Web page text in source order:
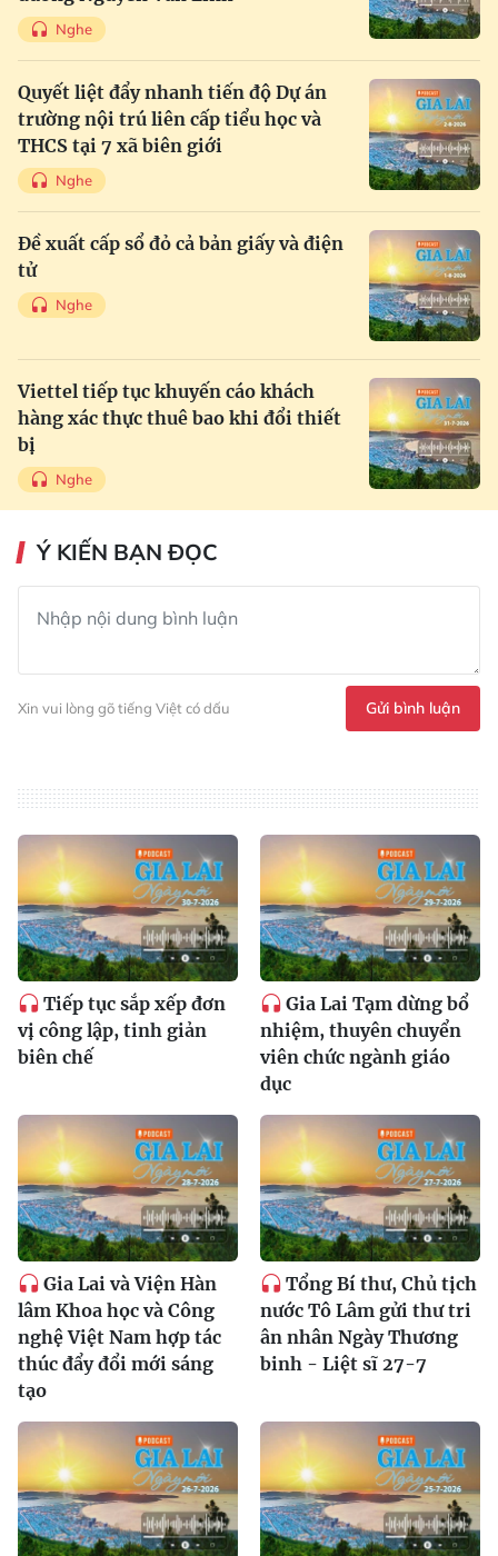
Nghe
Quyết liệt đẩy nhanh tiến độ Dự án
trường nội trú liên cấp tiểu học và
THCS tại 7 xã biên giới
Nghe
Đề xuất cấp sổ đỏ cả bản giấy và điện
tử
Nghe
Viettel tiếp tục khuyến cáo khách
hàng xác thực thuê bao khi đổi thiết
bị
Nghe
Ý KIẾN BẠN ĐỌC
Xin vui lòng gõ tiếng Việt có dấu Gửi bình luận
Tiếp tục sắp xếp đơn
vị công lập, tinh giản
biên chế
Gia Lai Tạm dừng bổ
nhiệm, thuyên chuyển
viên chức ngành giáo
dục
Gia Lai và Viện Hàn
lâm Khoa học và Công
nghệ Việt Nam hợp tác
thúc đẩy đổi mới sáng
tạo
Tổng Bí thư, Chủ tịch
nước Tô Lâm gửi thư tri
ân nhân Ngày Thương
binh - Liệt sĩ 27-7